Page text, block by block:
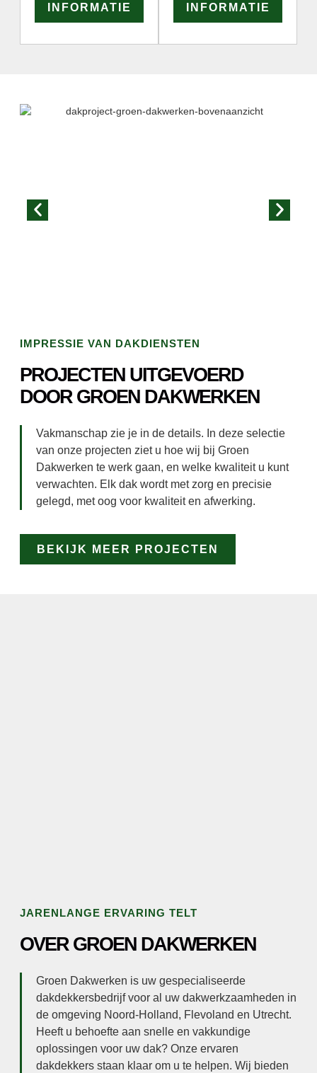
INFORMATIE INFORMATIE
IMPRESSIE VAN DAKDIENSTEN
PROJECTEN UITGEVOERD
DOOR GROEN DAKWERKEN
Vakmanschap zie je in de details. In deze selectie
van onze projecten ziet u hoe wij bij Groen
Dakwerken te werk gaan, en welke kwaliteit u kunt
verwachten. Elk dak wordt met zorg en precisie
gelegd, met oog voor kwaliteit en afwerking.
BEKIJK MEER PROJECTEN
JARENLANGE ERVARING TELT
OVER GROEN DAKWERKEN
Groen Dakwerken is uw gespecialiseerde
dakdekkersbedrijf voor al uw dakwerkzaamheden in
de omgeving Noord-Holland, Flevoland en Utrecht.
Heeft u behoefte aan snelle en vakkundige
oplossingen voor uw dak? Onze ervaren
dakdekkers staan klaar om u te helpen. Wij bieden